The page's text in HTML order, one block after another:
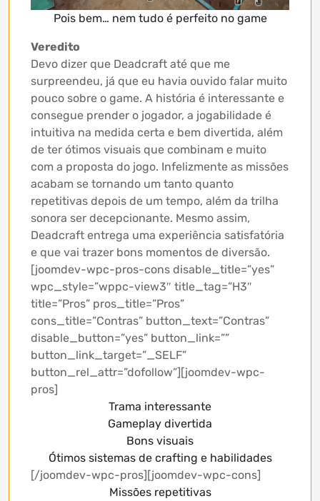
Pois bem… nem tudo é perfeito no game
Veredito
Devo dizer que Deadcraft até que me
surpreendeu, já que eu havia ouvido falar muito
pouco sobre o game. A história é interessante e
consegue prender o jogador, a jogabilidade é
intuitiva na medida certa e bem divertida, além
de ter ótimos visuais que combinam e muito
com a proposta do jogo. Infelizmente as missões
acabam se tornando um tanto quanto
repetitivas depois de um tempo, além da trilha
sonora ser decepcionante. Mesmo assim,
Deadcraft entrega uma experiência satisfatória
e que vai trazer bons momentos de diversão.
[joomdev-wpc-pros-cons disable_title=”yes”
wpc_style=”wppc-view3″ title_tag=”H3″
title=”Pros” pros_title=”Pros”
cons_title=”Contras” button_text=”Contras”
disable_button=”yes” button_link=””
button_link_target=”_SELF”
button_rel_attr=”dofollow”][joomdev-wpc-
pros]
Trama interessante
Gameplay divertida
Bons visuais
Ótimos sistemas de crafting e habilidades
[/joomdev-wpc-pros][joomdev-wpc-cons]
Missões repetitivas